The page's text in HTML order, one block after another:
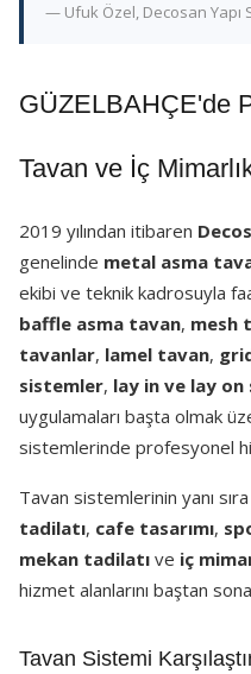
— Ufuk Özel, Decosan Yapı
GÜZELBAHÇE'de
Tavan ve İç
2019 yılından itibaren
genelinde metal asma
ekibi ve teknik kadrosuyla
baffle asma tavan, mesh
tavanlar, lamel tavan,
sistemler, lay in ve lay
uygulamaları başta olmak
sistemlerinde profesyonel
Tavan sistemlerinin yanı sıra
tadilatı, cafe tasarımı,
mekan tadilatı ve iç
hizmet alanlarını baştan
Tavan Sistemi